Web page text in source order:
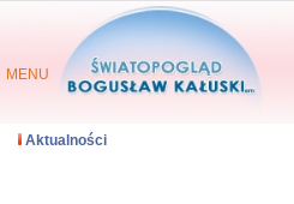
MENU
Aktualności